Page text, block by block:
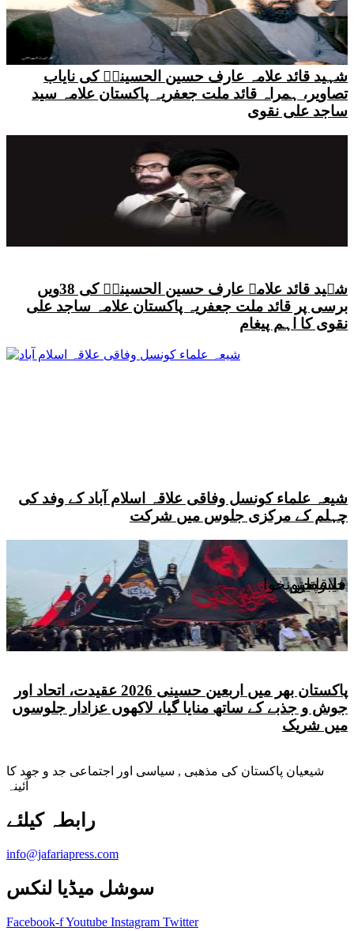
خیبرپختونخوا
ملاقاتیں
فلسطین
شہید قائد علامہ عارف حسین الحسینیؒ کی نایاب
تصاویر، ہمراہ قائد ملت جعفریہ پاکستان علامہ سید
ساجد علی نقوی
شہید قائد علامہ عارف حسین الحسینیؒ کی 38ویں
برسی پر قائد ملت جعفریہ پاکستان علامہ ساجد علی
نقوی کا اہم پیغام
شیعہ علماء کونسل وفاقی علاقہ اسلام آباد کے وفد کی
چہلم کے مرکزی جلوس میں شرکت
پاکستان بھر میں اربعین حسینی 2026 عقیدت، اتحاد اور
جوش و جذبے کے ساتھ منایا گیا، لاکھوں عزادار جلوسوں
میں شریک
شیعیان پاکستان کی مذهبی , سیاسی اور اجتماعی جد و جهد کا
آئینہ
info@jafariapress.com​
سوشل میڈیا لنکس
Facebook-fYoutube Instagram Twitter